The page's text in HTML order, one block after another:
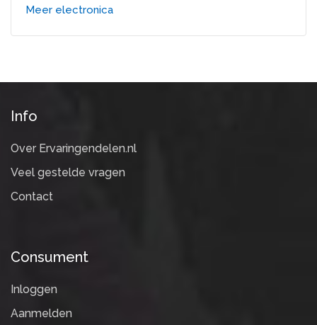
Meer electronica
Info
Over Ervaringendelen.nl
Veel gestelde vragen
Contact
Consument
Inloggen
Aanmelden